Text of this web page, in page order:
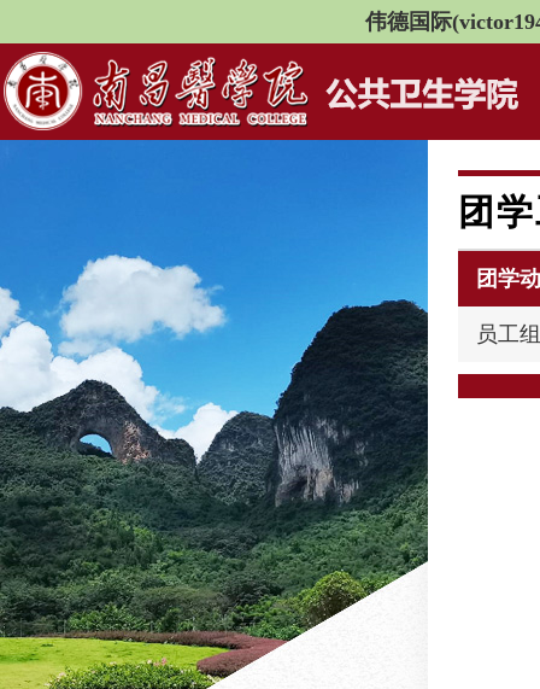
伟德国际
团
团学
员工